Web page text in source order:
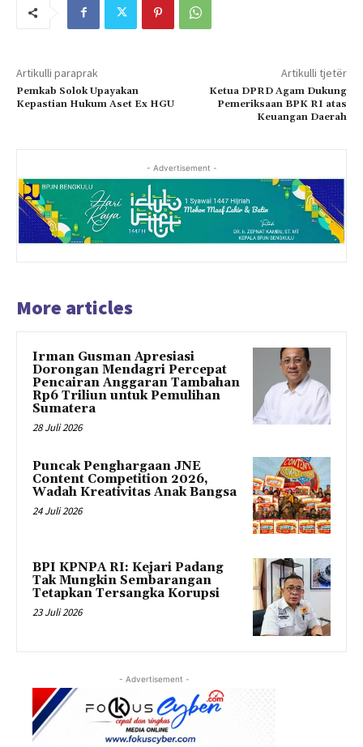
Artikulli paraprak
Pemkab Solok Upayakan
Kepastian Hukum Aset Ex HGU
Artikulli tjetër
Ketua DPRD Agam Dukung
Pemeriksaan BPK RI atas
Keuangan Daerah
- Advertisement -
More articles
Irman Gusman Apresiasi
Dorongan Mendagri Percepat
Pencairan Anggaran Tambahan
Rp6 Triliun untuk Pemulihan
Sumatera
28 Juli 2026
Puncak Penghargaan JNE
Content Competition 2026,
Wadah Kreativitas Anak Bangsa
24 Juli 2026
BPI KPNPA RI: Kejari Padang
Tak Mungkin Sembarangan
Tetapkan Tersangka Korupsi
23 Juli 2026
- Advertisement -